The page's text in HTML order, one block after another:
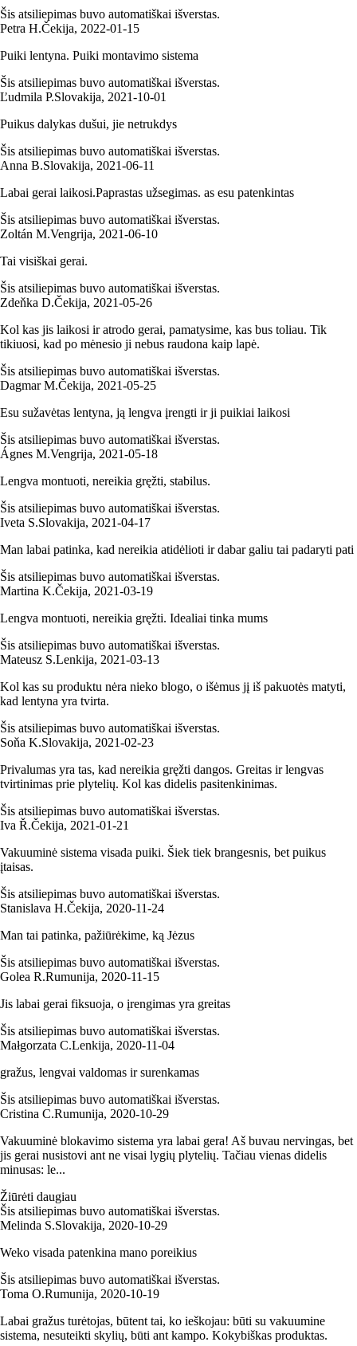
Šis atsiliepimas buvo automatiškai išverstas.
Petra H.Čekija, 2022‑01‑15
Puiki lentyna. Puiki montavimo sistema
Šis atsiliepimas buvo automatiškai išverstas.
Ľudmila P.Slovakija, 2021‑10‑01
Puikus dalykas dušui, jie netrukdys
Šis atsiliepimas buvo automatiškai išverstas.
Anna B.Slovakija, 2021‑06‑11
Labai gerai laikosi.Paprastas užsegimas. as esu patenkintas
Šis atsiliepimas buvo automatiškai išverstas.
Zoltán M.Vengrija, 2021‑06‑10
Tai visiškai gerai.
Šis atsiliepimas buvo automatiškai išverstas.
Zdeňka D.Čekija, 2021‑05‑26
Kol kas jis laikosi ir atrodo gerai, pamatysime, kas bus toliau. Tik
tikiuosi, kad po mėnesio ji nebus raudona kaip lapė.
Šis atsiliepimas buvo automatiškai išverstas.
Dagmar M.Čekija, 2021‑05‑25
Esu sužavėtas lentyna, ją lengva įrengti ir ji puikiai laikosi
Šis atsiliepimas buvo automatiškai išverstas.
Ágnes M.Vengrija, 2021‑05‑18
Lengva montuoti, nereikia gręžti, stabilus.
Šis atsiliepimas buvo automatiškai išverstas.
Iveta S.Slovakija, 2021‑04‑17
Man labai patinka, kad nereikia atidėlioti ir dabar galiu tai padaryti pati
Šis atsiliepimas buvo automatiškai išverstas.
Martina K.Čekija, 2021‑03‑19
Lengva montuoti, nereikia gręžti. Idealiai tinka mums
Šis atsiliepimas buvo automatiškai išverstas.
Mateusz S.Lenkija, 2021‑03‑13
Kol kas su produktu nėra nieko blogo, o išėmus jį iš pakuotės matyti,
kad lentyna yra tvirta.
Šis atsiliepimas buvo automatiškai išverstas.
Soňa K.Slovakija, 2021‑02‑23
Privalumas yra tas, kad nereikia gręžti dangos. Greitas ir lengvas
tvirtinimas prie plytelių. Kol kas didelis pasitenkinimas.
Šis atsiliepimas buvo automatiškai išverstas.
Iva Ř.Čekija, 2021‑01‑21
Vakuuminė sistema visada puiki. Šiek tiek brangesnis, bet puikus
įtaisas.
Šis atsiliepimas buvo automatiškai išverstas.
Stanislava H.Čekija, 2020‑11‑24
Man tai patinka, pažiūrėkime, ką Jėzus
Šis atsiliepimas buvo automatiškai išverstas.
Golea R.Rumunija, 2020‑11‑15
Jis labai gerai fiksuoja, o įrengimas yra greitas
Šis atsiliepimas buvo automatiškai išverstas.
Małgorzata C.Lenkija, 2020‑11‑04
gražus, lengvai valdomas ir surenkamas
Šis atsiliepimas buvo automatiškai išverstas.
Cristina C.Rumunija, 2020‑10‑29
Vakuuminė blokavimo sistema yra labai gera! Aš buvau nervingas, bet
jis gerai nusistovi ant ne visai lygių plytelių. Tačiau vienas didelis
minusas: le...
Žiūrėti daugiau
Šis atsiliepimas buvo automatiškai išverstas.
Melinda S.Slovakija, 2020‑10‑29
Weko visada patenkina mano poreikius
Šis atsiliepimas buvo automatiškai išverstas.
Toma O.Rumunija, 2020‑10‑19
Labai gražus turėtojas, būtent tai, ko ieškojau: būti su vakuumine
sistema, nesuteikti skylių, būti ant kampo. Kokybiškas produktas.